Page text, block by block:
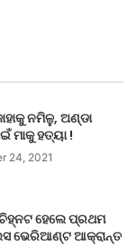
ନମିଳୁ, ଅଣ୍ଡା
ମାକୁ ହତ୍ୟା !
24, 2021
ହେଲେ ପ୍ରଥମ
ଭେରିଆଣ୍ଟ ଆକ୍ରାନ୍ତ